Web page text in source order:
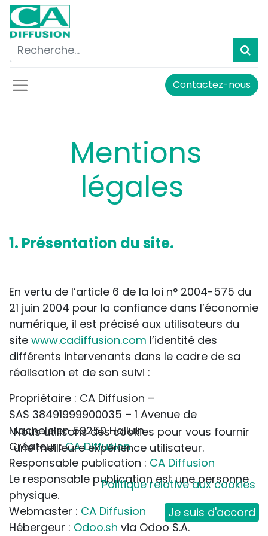
Contactez-nous
Mentions
légales
1. Présentation du site.
En vertu de l’article 6 de la loi n° 2004-575 du
21 juin 2004 pour la confiance dans l’économie
numérique, il est précisé aux utilisateurs du
site www.cadiffusion.com l’identité des
différents intervenants dans le cadre de sa
réalisation et de son suivi :
Propriétaire : CA Diffusion –
SAS 38491999900035 – 1 Avenue de
Machelelen 59250 Halluin
Créateur :CA Diffusion
Responsable publication : CA Diffusion
Le responsable publication est une personne
physique.
Webmaster : CA Diffusion
Hébergeur : Odoo.sh via Odoo S.A.
Nous utilisons des cookies pour vous fournir
une meilleure expérience utilisateur.
Politique relative aux cookies
Je suis d'accord